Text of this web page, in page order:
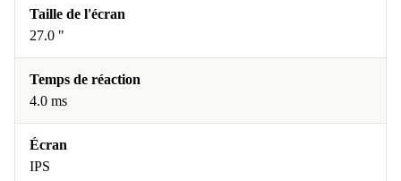
Taille de l'écran
27.0 "
Temps de réaction
4.0 ms
Écran
IPS